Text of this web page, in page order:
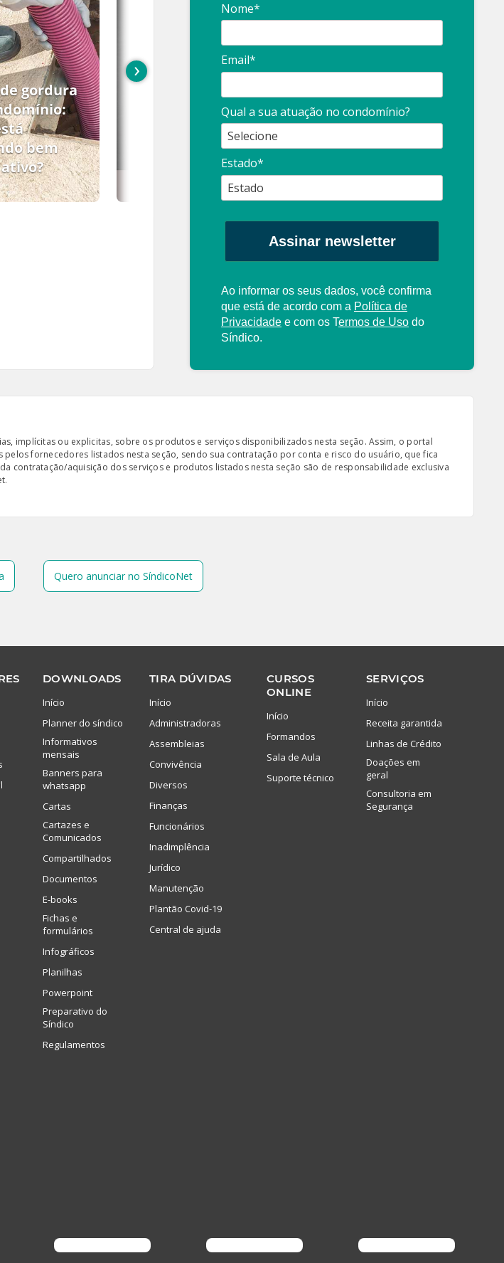
gordura
bem
PCMSO: O que é?
profissional:
cuidado com as
propagandas
›
Nome*
Email*
Qual a sua atuação no condomínio?
Estado*
Assinar newsletter
Ao informar os seus dados, você confirma
que está de acordo com a Política de
Privacidade e com os Termos de Uso do
Síndico.
implícitas ou explicitas, sobre os produtos e serviços disponibilizados nesta seção. Assim, o portal
fornecedores listados nesta seção, sendo sua contratação por conta e risco do usuário, que fica
contratação/aquisição dos serviços e produtos listados nesta seção são de responsabilidade exclusiva
Quero anunciar no SíndicoNet
DOWNLOADS
Início
Planner do síndico
Informativos
mensais
Banners para
whatsapp
Cartas
Cartazes e
Comunicados
Compartilhados
Documentos
E-books
Fichas e
formulários
Infográficos
Planilhas
Powerpoint
Preparativo do
Síndico
Regulamentos
TIRA DÚVIDAS
Início
Administradoras
Assembleias
Convivência
Diversos
Finanças
Funcionários
Inadimplência
Jurídico
Manutenção
Plantão Covid-19
Central de ajuda
CURSOS
ONLINE
Início
Formandos
Sala de Aula
Suporte técnico
SERVIÇOS
Início
Receita garantida
Linhas de Crédito
Doações em
geral
Consultoria em
Segurança